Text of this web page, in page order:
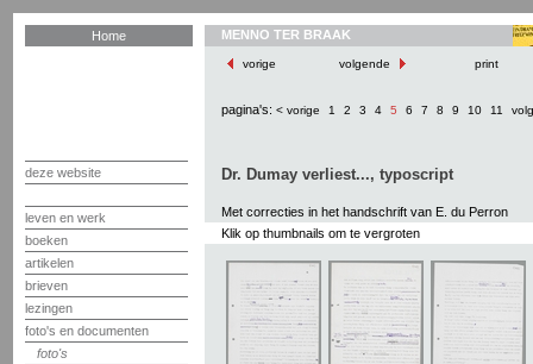
Home
deze website
leven en werk
boeken
artikelen
brieven
lezingen
foto's en documenten
foto's
MENNO TER BRAAK
vorige volgende print
pagina's: < vorige 1 2 3 4 5 6 7 8 9 10 11
Dr. Dumay verliest..., typoscript
Met correcties in het handschrift van E. du Perron
Klik op thumbnails om te vergroten